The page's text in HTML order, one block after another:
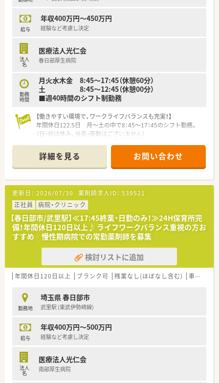
給与
年収400万円～450万円
経験など考慮し決定
法人
名
医療法人光仁会
春日部厚生病院
勤務
時間
月火水木金 8:45～17:45（休憩60分）
土 8:45～12:45（休憩00分）
■週40時間のシフト制勤務
【働きやすい環境で、ワークライフバランスも充実！】
年間休日122.5日 月～土の中で8：45～17：45のシフト勤務。
（日・祝は休み、当直・夜勤はございません）
可能♪
もちろん有給もとっていただけます♪
車通勤可◎病院近くに保育所があり、1日600円で利用可能◎
社員食堂では1食300円でおいしい昼食を提供しています！
【充実の研修制度】
新卒・未経験の方でも業務に慣れていただけるよう、
約6か月間の教育・研修計画に沿って、プリセプターシップで丁寧
に指導を行います。
病院での就業が初めての方でも安心してスタートできる体制が
あります♪
調剤業務・病棟業務・チーム医療への参加地域における薬薬連携
の推進など
中規模病院の特徴を活かして様々な業務にチャレンジしていま
ケアミックス病院で、幅広く経験を積んでみませんか？
詳細を見る お問い合わせ
更新日： 2026/07/30 薬剤師求人ID： 539521
正社員
病院・クリニック
【春日部市/武里駅】≪17:45終業・日勤のみ！≫24H保育所完
備！年間休日120日以上♪ ライフワークバランス重視の方お
すすめ 慢性期病院での常勤薬剤師を募集
検討リストに追加
年間休日120日以上 ブランク可 残業なし(ほぼなし含む) 車通勤可
勤務地
埼玉県 春日部市
武里駅 (東武伊勢崎線)
給与
年収400万円～500万円
経験など考慮し決定
法人
名
医療法人光仁会
南部厚生病院